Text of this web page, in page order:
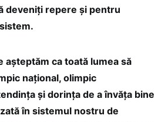
deveniți repere și pentru
așteptăm ca toată lumea să
național, olimpic
și dorința de a învăța bine
în sistemul nostru de